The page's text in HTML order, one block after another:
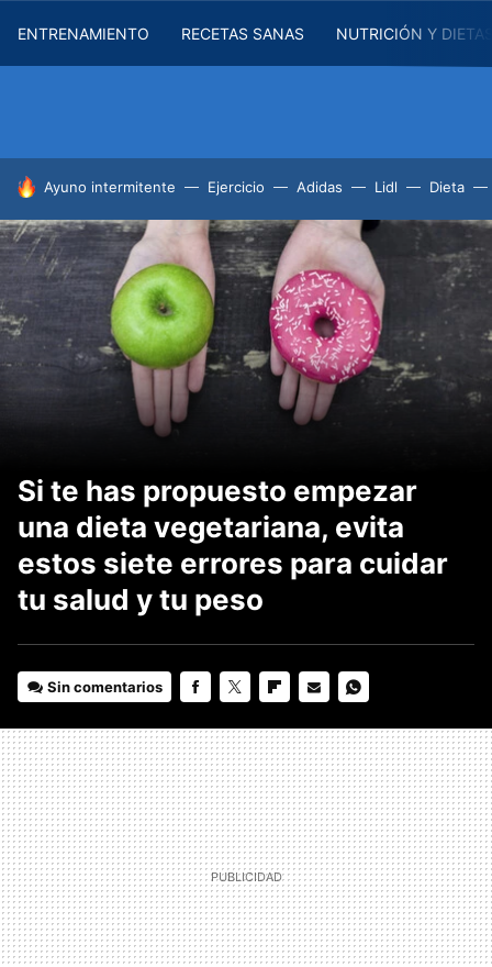
ENTRENAMIENTO RECETAS SANAS NUTRICIÓN Y
HOY SE HABLA DE
Ayuno intermitente Ejercicio Adidas Lidl Dieta
Si te has propuesto empezar
una dieta vegetariana, evita
estos siete errores para cuidar
tu salud y tu peso
Sin comentarios
MAIL